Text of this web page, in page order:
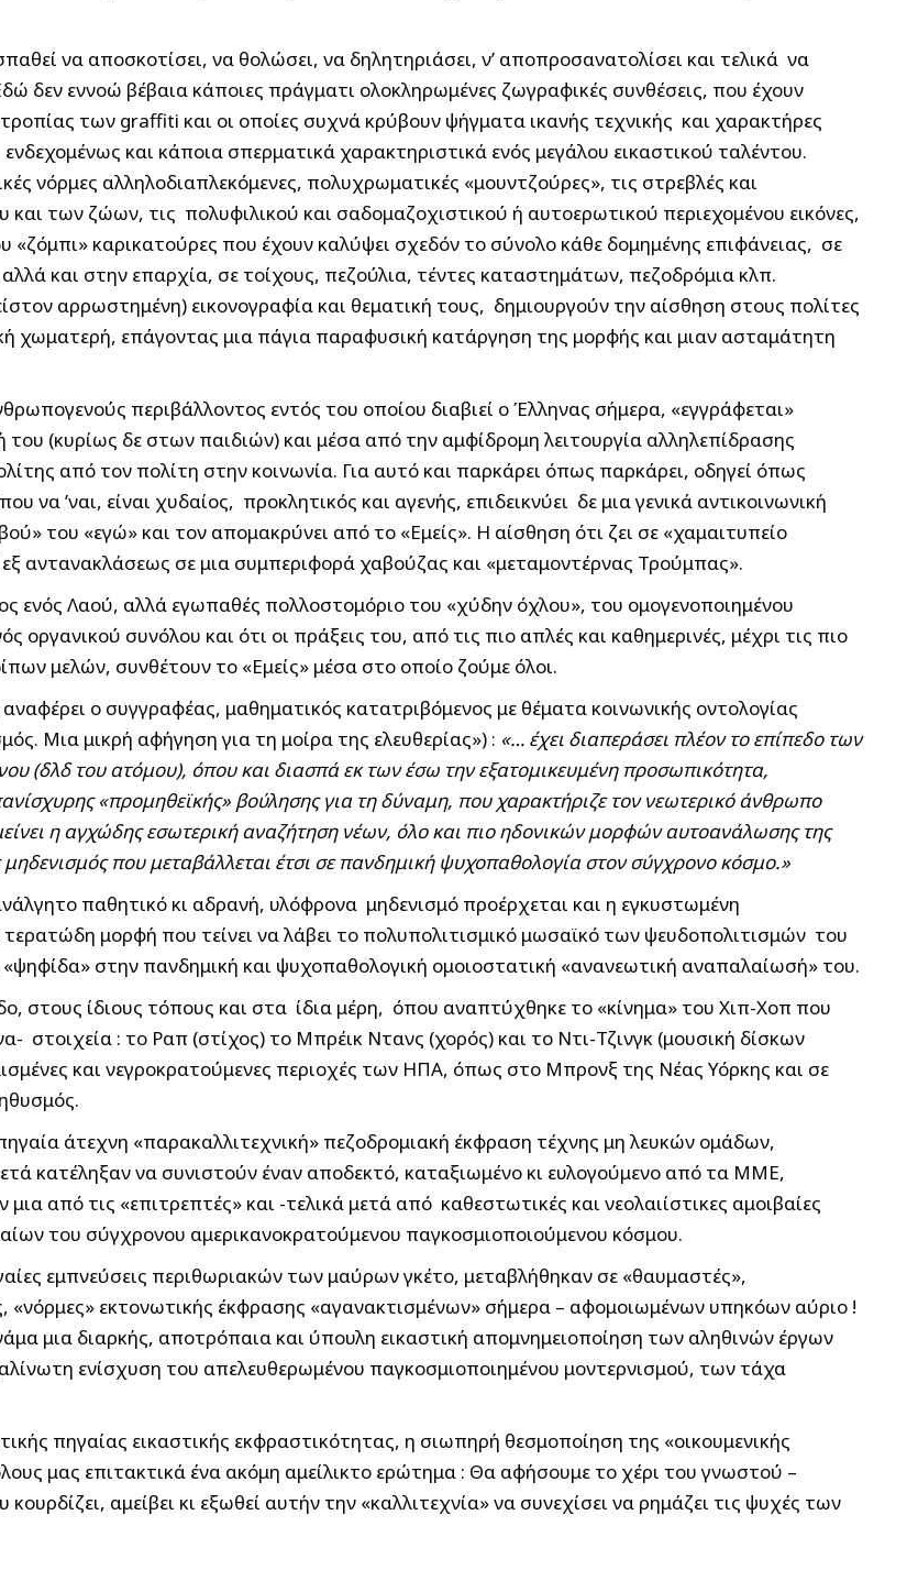
να αποσκοτίσει, να θολώσει, να δηλητηριάσει, ν’ αποπροσανατολίσει και τελικά να
εννοώ βέβαια κάποιες πράγματι ολοκληρωμένες ζωγραφικές συνθέσεις, που έχουν
των graffiti και οι οποίες συχνά κρύβουν ψήγματα ικανής τεχνικής και χαρακτήρες
και κάποια σπερματικά χαρακτηριστικά ενός μεγάλου εικαστικού ταλέντου.
νόρμες αλληλοδιαπλεκόμενες, πολυχρωματικές «μουντζούρες», τις στρεβλές και
των ζώων, τις πολυφιλικού και σαδομαζοχιστικού ή αυτοερωτικού περιεχομένου εικόνες,
καρικατούρες που έχουν καλύψει σχεδόν το σύνολο κάθε δομημένης επιφάνειας, σε
αλλά και στην επαρχία, σε τοίχους, πεζούλια, τέντες καταστημάτων, πεζοδρόμια κλπ.
αρρωστημένη) εικονογραφία και θεματική τους, δημιουργούν την αίσθηση στους πολίτες
χωματερή, επάγοντας μια πάγια παραφυσική κατάργηση της μορφής και μιαν ασταμάτητη
περιβάλλοντος εντός του οποίου διαβιεί ο Έλληνας σήμερα, «εγγράφεται»
(κυρίως δε στων παιδιών) και μέσα από την αμφίδρομη λειτουργία αλληλεπίδρασης
από τον πολίτη στην κοινωνία. Για αυτό και παρκάρει όπως παρκάρει, οδηγεί όπως
να ’ναι, είναι χυδαίος, προκλητικός και αγενής, επιδεικνύει δε μια γενικά αντικοινωνική
του «εγώ» και τον απομακρύνει από το «Εμείς». Η αίσθηση ότι ζει σε «χαμαιτυπείο
αντανακλάσεως σε μια συμπεριφορά χαβούζας και «μεταμοντέρνας Τρούμπας».
ενός Λαού, αλλά εγωπαθές πολλοστομόριο του «χύδην όχλου», του ομογενοποιημένου
οργανικού συνόλου και ότι οι πράξεις του, από τις πιο απλές και καθημερινές, μέχρι τις πιο
μελών, συνθέτουν το «Εμείς» μέσα στο οποίο ζούμε όλοι.
ο συγγραφέας, μαθηματικός κατατριβόμενος με θέματα κοινωνικής οντολογίας
Μια μικρή αφήγηση για τη μοίρα της ελευθερίας») : «… έχει διαπεράσει πλέον το επίπεδο των
(δλδ του ατόμου), όπου και διασπά εκ των έσω την εξατομικευμένη προσωπικότητα,
«προμηθεϊκής» βούλησης για τη δύναμη, που χαρακτήριζε τον νεωτερικό άνθρωπο
η αγχώδης εσωτερική αναζήτηση νέων, όλο και πιο ηδονικών μορφών αυτοανάλωσης της
μηδενισμός που μεταβάλλεται έτσι σε πανδημική ψυχοπαθολογία στον σύγχρονο κόσμο.»
παθητικό κι αδρανή, υλόφρονα μηδενισμό προέρχεται και η εγκυστωμένη
μορφή που τείνει να λάβει το πολυπολιτισμικό μωσαϊκό των ψευδοπολιτισμών του
στην πανδημική και ψυχοπαθολογική ομοιοστατική «ανανεωτική αναπαλαίωσή» του.
στους ίδιους τόπους και στα ίδια μέρη, όπου αναπτύχθηκε το «κίνημα» του Χιπ-Χοπ που
στοιχεία : το Ραπ (στίχος) το Μπρέικ Ντανς (χορός) και το Ντι-Τζινγκ (μουσική δίσκων
και νεγροκρατούμενες περιοχές των ΗΠΑ, όπως στο Μπρονξ της Νέας Υόρκης και σε
άτεχνη «παρακαλλιτεχνική» πεζοδρομιακή έκφραση τέχνης μη λευκών ομάδων,
κατέληξαν να συνιστούν έναν αποδεκτό, καταξιωμένο κι ευλογούμενο από τα ΜΜΕ,
από τις «επιτρεπτές» και -τελικά μετά από καθεστωτικές και νεολαιίστικες αμοιβαίες
του σύγχρονου αμερικανοκρατούμενου παγκοσμιοποιούμενου κόσμου.
εμπνεύσεις περιθωριακών των μαύρων γκέτο, μεταβλήθηκαν σε «θαυμαστές»,
«νόρμες» εκτονωτικής έκφρασης «αγανακτισμένων» σήμερα – αφομοιωμένων υπηκόων αύριο !
μια διαρκής, αποτρόπαια και ύπουλη εικαστική απομνημειοποίηση των αληθινών έργων
ενίσχυση του απελευθερωμένου παγκοσμιοποιημένου μοντερνισμού, των τάχα
πηγαίας εικαστικής εκφραστικότητας, η σιωπηρή θεσμοποίηση της «οικουμενικής
μας επιτακτικά ένα ακόμη αμείλικτο ερώτημα : Θα αφήσουμε το χέρι του γνωστού –
αμείβει κι εξωθεί αυτήν την «καλλιτεχνία» να συνεχίσει να ρημάζει τις ψυχές των